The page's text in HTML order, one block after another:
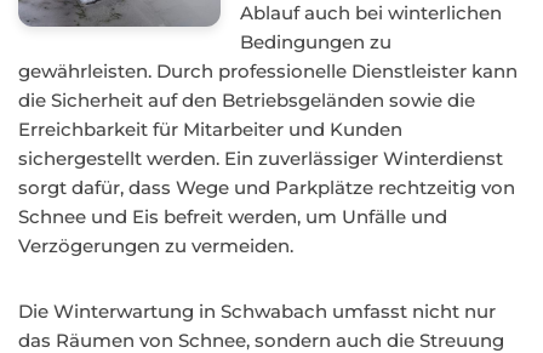
Ablauf auch bei winterlichen
Bedingungen zu
gewährleisten. Durch professionelle Dienstleister kann
die Sicherheit auf den Betriebsgeländen sowie die
Erreichbarkeit für Mitarbeiter und Kunden
sichergestellt werden. Ein zuverlässiger Winterdienst
sorgt dafür, dass Wege und Parkplätze rechtzeitig von
Schnee und Eis befreit werden, um Unfälle und
Verzögerungen zu vermeiden.
Die Winterwartung in Schwabach umfasst nicht nur
das Räumen von Schnee, sondern auch die Streuung